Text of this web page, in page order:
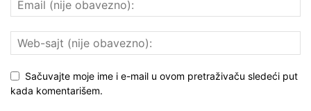
Sačuvajte moje ime i e-mail u ovom pretraživaču sledeći put
kada komentarišem.